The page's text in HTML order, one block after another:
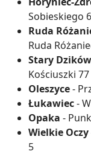
Sobieskiego 6
Ruda
Ruda
Stary Dzików
Kościuszki 77
Oleszyce-
Łukawiec-
Opaka -
Wielkie Oczy
5